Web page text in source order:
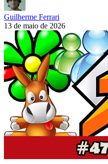
Guilherme Ferrari
13 de maio de 2026